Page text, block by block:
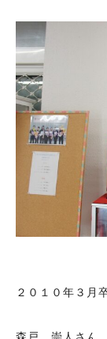
２０１０年３月
森戸 崇人さん